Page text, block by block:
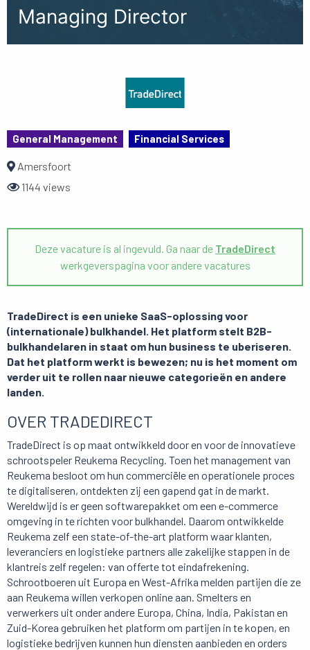
Managing Director
General Management Financial Services
Amersfoort
1144 views
Deze vacature is al ingevuld. Ga naar de TradeDirect
werkgeverspagina voor andere vacatures
TradeDirect is een unieke SaaS-oplossing voor
(internationale) bulkhandel. Het platform stelt B2B-
bulkhandelaren in staat om hun business te uberiseren.
Dat het platform werkt is bewezen; nu is het moment om
verder uit te rollen naar nieuwe categorieën en andere
landen.
OVER TRADEDIRECT
TradeDirect is op maat ontwikkeld door en voor de innovatieve
schrootspeler Reukema Recycling. Toen het management van
Reukema besloot om hun commerciële en operationele proces
te digitaliseren, ontdekten zij een gapend gat in de markt.
Wereldwijd is er geen softwarepakket om een e-commerce
omgeving in te richten voor bulkhandel. Daarom ontwikkelde
Reukema zelf een state-of-the-art platform waar klanten,
leveranciers en logistieke partners alle zakelijke stappen in de
klantreis zelf regelen: van offerte tot eindafrekening.
Schrootboeren uit Europa en West-Afrika melden partijen die ze
aan Reukema willen verkopen online aan. Smelters en
verwerkers uit onder andere Europa, China, India, Pakistan en
Zuid-Korea gebruiken het platform om partijen in te kopen, en
logistieke bedrijven kunnen hun diensten aanbieden en orders